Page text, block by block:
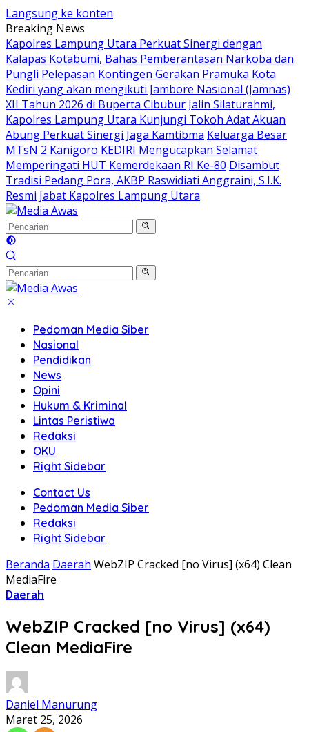
Langsung ke konten
Breaking News
Kapolres Lampung Utara Perkuat Sinergi dengan
Kalapas Kotabumi, Bahas Pemberantasan Narkoba dan
Pungli Pelepasan Kontingen Gerakan Pramuka Kota
Kediri yang akan mengikuti Jambore Nasional (Jamnas)
XII Tahun 2026 di Buperta Cibubur Jalin Silaturahmi,
Kapolres Lampung Utara Kunjungi Tokoh Adat Akuan
Abung Perkuat Sinergi Jaga Kamtibma Keluarga Besar
MTsN 2 Kanigoro KEDIRI Mengucapkan Selamat
Memperingati HUT Kemerdekaan RI Ke-80 Disambut
Tradisi Pedang Pora, AKBP Raswidiati Anggraini, S.I.K.
Resmi Jabat Kapolres Lampung Utara
Pedoman Media Siber
Nasional
Pendidikan
News
Opini
Hukum & Kriminal
Lintas Peristiwa
Redaksi
OKU
Right Sidebar
Contact Us
Pedoman Media Siber
Redaksi
Right Sidebar
Beranda Daerah WebZIP Cracked [no Virus] (x64) Clean
MediaFire
Daerah
WebZIP Cracked [no Virus] (x64)
Clean MediaFire
Daniel Manurung
Maret 25, 2026